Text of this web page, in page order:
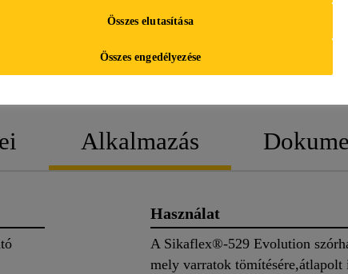
TERMÉK
ADATLAP
ADATLAP
Alkalmazás
Használat
A Sikaflex®-529 Evolution
mely varratok tömítésére,átlapolt
Összes elutasítása
Összes engedélyezése